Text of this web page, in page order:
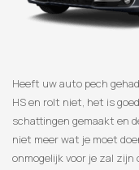
Heeft uw auto pech
HS en rolt niet, het is
schattingen gemaakt en
niet meer wat je moet
onmogelijk voor je zal zijn